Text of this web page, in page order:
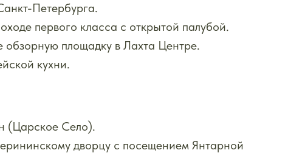
Петербурга.
первого класса с открытой палубой.
площадку в Лахта Центре.
кухни.
(Царское Село).
дворцу с посещением Янтарной